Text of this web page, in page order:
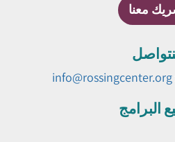
معنا
info@rossingcenter.org
البرامج